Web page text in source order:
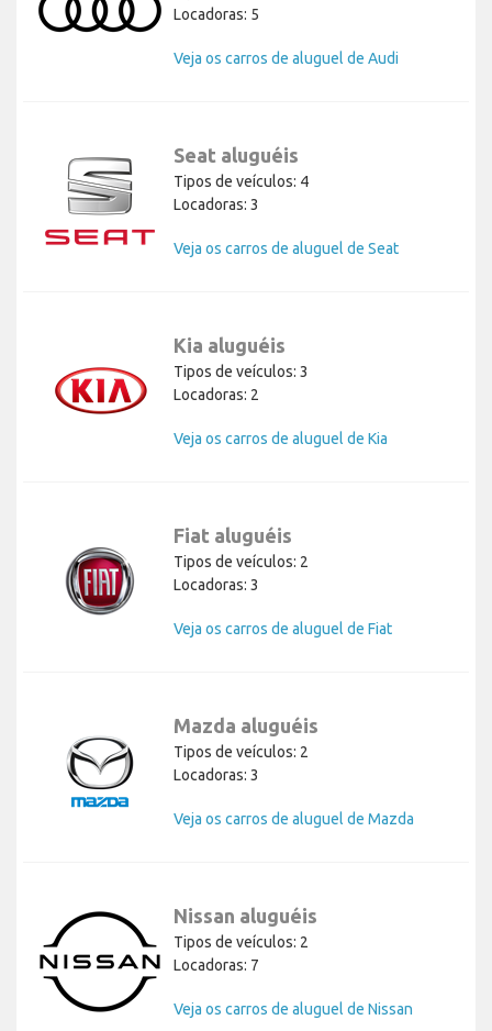
Locadoras: 5
Veja os carros de aluguel de Audi
Seat aluguéis
Tipos de veículos: 4
Locadoras: 3
Veja os carros de aluguel de Seat
Kia aluguéis
Tipos de veículos: 3
Locadoras: 2
Veja os carros de aluguel de Kia
Fiat aluguéis
Tipos de veículos: 2
Locadoras: 3
Veja os carros de aluguel de Fiat
Mazda aluguéis
Tipos de veículos: 2
Locadoras: 3
Veja os carros de aluguel de Mazda
Nissan aluguéis
Tipos de veículos: 2
Locadoras: 7
Veja os carros de aluguel de Nissan